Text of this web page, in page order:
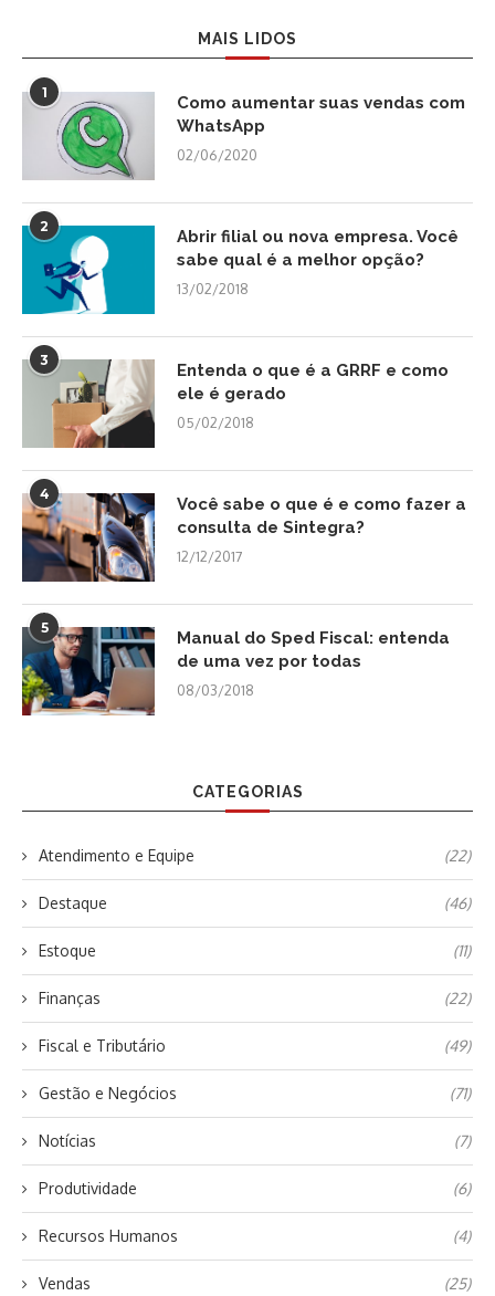
MAIS LIDOS
1
Como aumentar suas vendas com
WhatsApp
02/06/2020
2
Abrir filial ou nova empresa. Você
sabe qual é a melhor opção?
13/02/2018
3
Entenda o que é a GRRF e como
ele é gerado
05/02/2018
4
Você sabe o que é e como fazer a
consulta de Sintegra?
12/12/2017
5
Manual do Sped Fiscal: entenda
de uma vez por todas
08/03/2018
CATEGORIAS
Atendimento e Equipe (22)
Destaque (46)
Estoque (11)
Finanças (22)
Fiscal e Tributário (49)
Gestão e Negócios (71)
Notícias (7)
Produtividade (6)
Recursos Humanos (4)
Vendas (25)